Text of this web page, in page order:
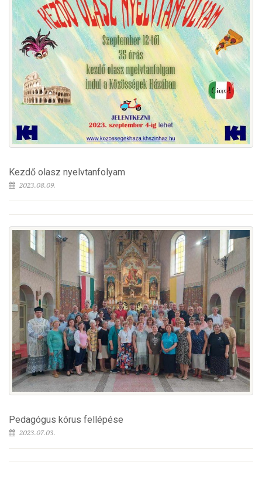
Kezdő olasz nyelvtanfolyam
2023.08.09.
Pedagógus kórus fellépése
2023.07.03.